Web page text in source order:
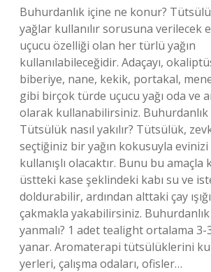
Buhurdanlık içine ne konur?
yağlar kullanılır sorusuna verilecek
uçucu özelliği olan her türlü yağın
kullanılabileceğidir. Adaçayı,
biberiye, nane, kekik, portakal,
gibi birçok türde uçucu yağı oda ve
olarak kullanabilirsiniz. Buhurdanlık
Tütsülük nasıl yakılır? Tütsülük,
seçtiğiniz bir yağın kokusuyla
kullanışlı olacaktır. Bunu bu amaçla
üstteki kase şeklindeki kabı su ve
doldurabilir, ardından alttaki çay
çakmakla yakabilirsiniz.
yanmalı? 1 adet tealight ortalama
yanar. Aromaterapi tütsülüklerini
yerleri, çalışma odaları, ofisler…